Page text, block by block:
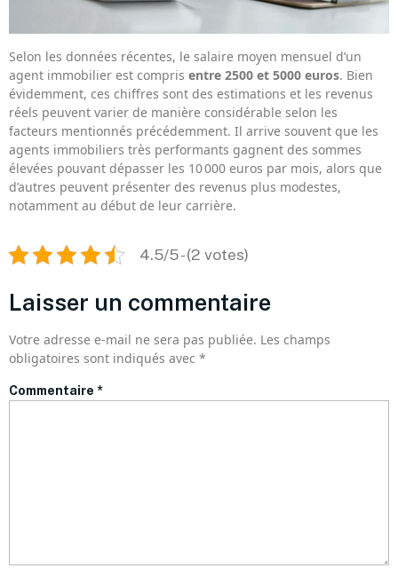
Selon les données récentes, le salaire moyen mensuel d’un
agent immobilier est compris entre 2500 et 5000 euros. Bien
évidemment, ces chiffres sont des estimations et les revenus
réels peuvent varier de manière considérable selon les
facteurs mentionnés précédemment. Il arrive souvent que les
agents immobiliers très performants gagnent des sommes
élevées pouvant dépasser les 10 000 euros par mois, alors que
d’autres peuvent présenter des revenus plus modestes,
notamment au début de leur carrière.
4.5/5 - (2 votes)
Laisser un commentaire
Votre adresse e-mail ne sera pas publiée. Les champs
obligatoires sont indiqués avec *
Commentaire *